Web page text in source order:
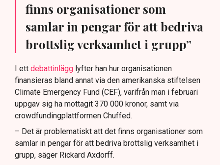
finns organisationer som
samlar in pengar för att bedriva
brottslig verksamhet i grupp”
I ett debattinlägg lyfter han hur organisationen
finansieras bland annat via den amerikanska stiftelsen
Climate Emergency Fund (CEF), varifrån man i februari
uppgav sig ha mottagit 370 000 kronor, samt via
crowdfundingplattformen Chuffed.
– Det är problematiskt att det finns organisationer som
samlar in pengar för att bedriva brottslig verksamhet i
grupp, säger Rickard Axdorff.